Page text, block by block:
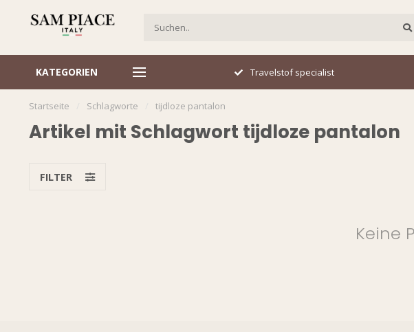
KATEGORIEN
Italiaans design Travelstof specialist
Startseite Schlagworte tijdloze pantalon
Artikel mit Schlagwort tijdloze pantalon
FILTER
Keine